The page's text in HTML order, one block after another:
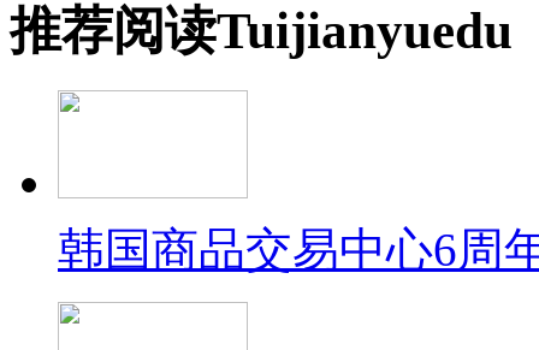
推荐阅读Tuijianyuedu
韩国商品交易中心6周